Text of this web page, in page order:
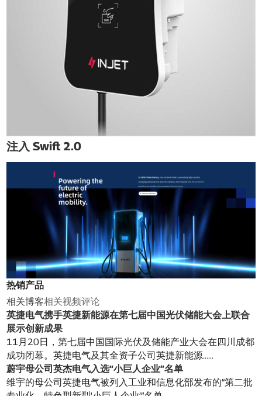
注入 Swift 2.0
热销产品
相关博客相关视频评论
英捷电气携手英捷新能源在第七届中国光伏储能大会上联合
展示创新成果
11月20日，第七届中国国际光伏及储能产业大会在四川成都
成功闭幕。英捷电气及其全资子公司英捷新能源……
蔚宇母公司英杰电气入选“小巨人企业”名单
维宇的母公司英捷电气被列入工业和信息化部发布的“第二批